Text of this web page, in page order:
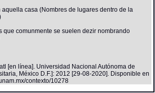
aquella casa (Nombres de lugares dentro de la
que comunmente se suelen dezir nombrando
[en línea]. Universidad Nacional Autónoma de
México D.F.]: 2012 [29-08-2020]. Disponible en
contexto/10278